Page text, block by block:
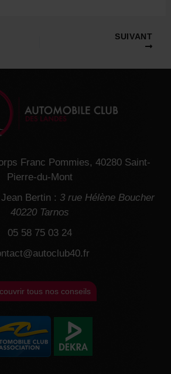
SUIVANT
Franc Pommies, 40280 Saint-
Pierre-du-Mont
Bertin : 3 rue Hélène Boucher
40220 Tarnos
05 58 75 03 24
tous nos conseils